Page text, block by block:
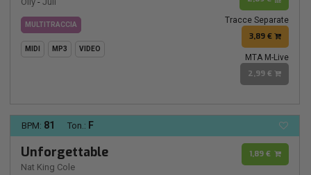
MULTITRACCIA
MIDI MP3 VIDEO
Tracce Separate
3,89 €
MTA M-Live
2,99 €
BPM: 81 Ton.: F
Unforgettable
Nat King Cole
1,89 €